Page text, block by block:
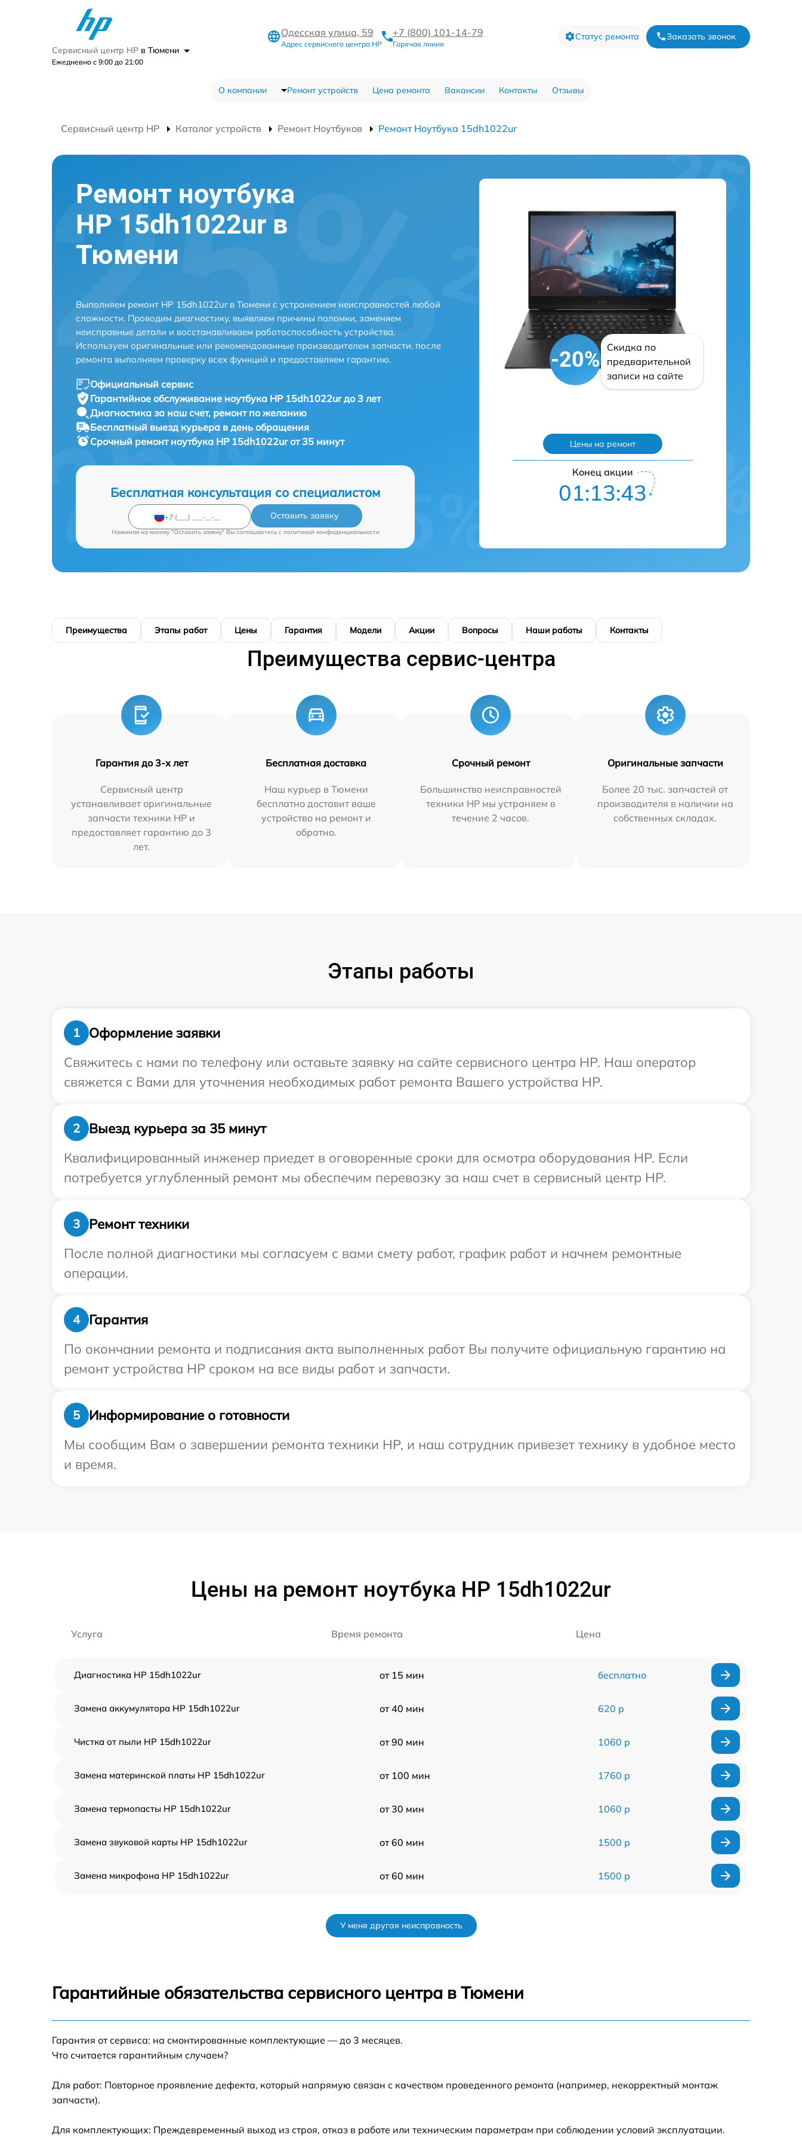
Сервисный центр HP в Тюмени
Ежедневно с 9:00 до 21:00
Одесская улица, 59
Адрес сервисного центра HP
+7 (800) 101-14-79
Горячая линия
Статус ремонта Заказать звонок
О компании Ремонт устройств Цена ремонта Вакансии Контакты Отзывы
Сервисный центр HP Каталог устройств Ремонт Ноутбуков Ремонт Ноутбука 15dh1022ur
Ремонт ноутбука
HP 15dh1022ur в
Тюмени
Выполняем ремонт HP 15dh1022ur в Тюмени с устранением неисправностей любой
сложности. Проводим диагностику, выявляем причины поломки, заменяем
неисправные детали и восстанавливаем работоспособность устройства.
Используем оригинальные или рекомендованные производителем запчасти, после
ремонта выполняем проверку всех функций и предоставляем гарантию.
Официальный сервис
Гарантийное обслуживание ноутбука HP 15dh1022ur до 3 лет
Диагностика за наш счет, ремонт по желанию
Бесплатный выезд курьера в день обращения
Срочный ремонт ноутбука HP 15dh1022ur от 35 минут
Бесплатная консультация со специалистом
Оставить заявку
Нажимая на кнопку "Оставить заявку" Вы соглашаетесь c политикой конфиденциальности
-20%
Скидка по
предварительной
записи на сайте
Цены на ремонт
Конец акции
01:13:42
Преимущества Этапы работ Цены Гарантия Модели Акции Вопросы Наши работы Контакты
Преимущества сервис-центра
Гарантия до 3-х лет
Сервисный центр
устанавливает оригинальные
запчасти техники HP и
предоставляет гарантию до 3
лет.
Бесплатная доставка
Наш курьер в Тюмени
бесплатно доставит ваше
устройство на ремонт и
обратно.
Срочный ремонт
Большинство неисправностей
техники HP мы устраняем в
течение 2 часов.
Оригинальные запчасти
Более 20 тыс. запчастей от
производителя в наличии на
собственных складах.
Этапы работы
1
Оформление заявки
Свяжитесь с нами по телефону или оставьте заявку на сайте сервисного центра HP. Наш оператор
свяжется с Вами для уточнения необходимых работ ремонта Вашего устройства HP.
2
Выезд курьера за 35 минут
Квалифицированный инженер приедет в оговоренные сроки для осмотра оборудования HP. Если
потребуется углубленный ремонт мы обеспечим перевозку за наш счет в сервисный центр HP.
3
Ремонт техники
После полной диагностики мы согласуем с вами смету работ, график работ и начнем ремонтные
операции.
4
Гарантия
По окончании ремонта и подписания акта выполненных работ Вы получите официальную гарантию на
ремонт устройства HP сроком на все виды работ и запчасти.
5
Информирование о готовности
Мы сообщим Вам о завершении ремонта техники HP, и наш сотрудник привезет технику в удобное место
и время.
Цены на ремонт ноутбука HP 15dh1022ur
Услуга Время ремонта Цена
Диагностика HP 15dh1022ur от 15 мин бесплатно
Замена аккумулятора HP 15dh1022ur от 40 мин 620 р
Чистка от пыли HP 15dh1022ur от 90 мин 1060 р
Замена материнской платы HP 15dh1022ur от 100 мин 1760 р
Замена термопасты HP 15dh1022ur от 30 мин 1060 р
Замена звуковой карты HP 15dh1022ur от 60 мин 1500 р
Замена микрофона HP 15dh1022ur от 60 мин 1500 р
Замена шлейфа матрицы HP 15dh1022ur от 60 мин
порта) HP 15dh1022ur
У меня другая неисправность
Гарантийные обязательства сервисного центра в Тюмени
Гарантия от сервиса: на смонтированные комплектующие — до 3 месяцев.
Что считается гарантийным случаем?
Для работ: Повторное проявление дефекта, который напрямую связан с качеством проведенного ремонта (например, некорректный монтаж
запчасти).
Для комплектующих: Преждевременный выход из строя, отказ в работе или техническим параметрам при соблюдении условий эксплуатации.